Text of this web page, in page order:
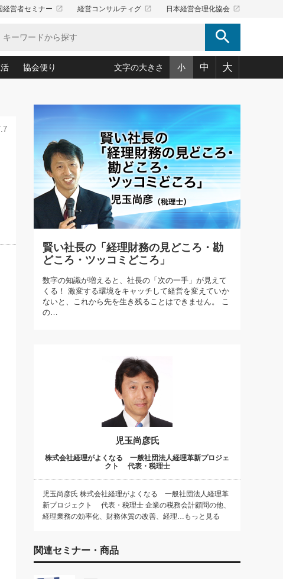
経営者セミナー launch 経営コンサルティグ launch 日本経営合理化協会 launch
search
第86回 「言葉狩り」
もっとみる
策(10)
ビーイング経営入
みづくり(210)
たいと思われる 気配りの達人(127)
ュアル(92)
と新常識(57)
社員教育の決め手(203)
不況は会社守成の好機(38)
社長の人間力の磨き方」(86)
言の教え 東洋思想に学ぶ経営学(132)
本の指導者たち」(32)
十八史略”(30)
おのころ心平の ──社長のための「か・ら・だマネジメント」
デジタルＡＶを味方に！新・仕事術(180)
リーダー脳の鍛え方(32)
ワインを楽しむ基礎レッスン(12)
必読！社長が読むべき今月の4冊(88)
眼と耳で楽しむ読書術(162)
長の「氣」(30)
米国スポーツ・ビジネスに学ぶ心理学(98)
高橋一喜の『これぞ！"本物の温泉"』(157)
協会便り
「愛読者通信」著者インタビュー(44)
ビジネス見聞録 経営ニュース(100)
作間信司の経営無形庵(けいえいむぎょうあん)(166)
経営セミナー情報局(1)
繁栄への着眼点 牟田太陽(76)
講話を聞いて学ぼう 実学・耳学・磨く「ミミガク」のすすめ
文字の大きさ 小 中 大
賢い社長の「経理財務の見どころ・勘
どころ・ツッコミどころ」
数字の知識が増えると、社長の「次の一手」が見えて
くる！ 激変する環境をキャッチして経営を変えていか
ないと、これから先を生き残ることはできません。 こ
の…
児玉尚彦氏
株式会社経理がよくなる 一般社団法人経理革新プロジェ
クト 代表・税理士
児玉尚彦氏 株式会社経理がよくなる 一般社団法人経理革
新プロジェクト 代表・税理士 企業の税務会計顧問の他、
経理業務の効率化、財務体質の改善、経理…もっと見る
関連セミナー・商品